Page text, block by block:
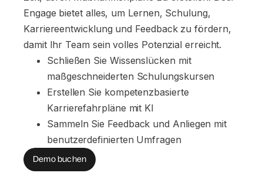
Engage bietet alles, um Lernen, Schulung,
Karriereentwicklung und Feedback zu fördern,
damit Ihr Team sein volles Potenzial erreicht.
Schließen Sie Wissenslücken mit
maßgeschneiderten Schulungskursen
Erstellen Sie kompetenzbasierte
Karrierefahrpläne mit KI
Sammeln Sie Feedback und Anliegen mit
benutzerdefinierten Umfragen
Demo buchen